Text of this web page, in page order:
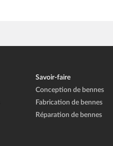
Savoir-faire
Conception de bennes
Fabrication de bennes
Réparation de bennes